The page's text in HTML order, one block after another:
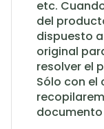
etc.
del
dispuesto
original
resolver el
Sólo con el